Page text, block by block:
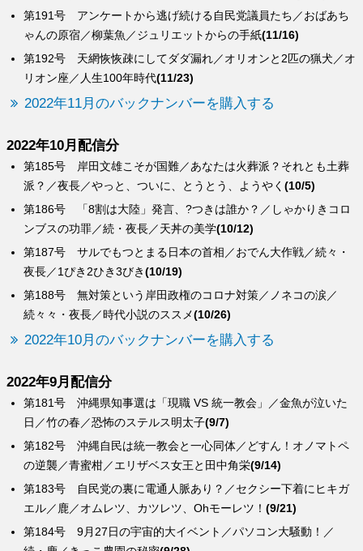
第192号 天網恢恢疎にしてダダ漏れ／オリオンと2匹の猟犬／オ
リオン座／人生100年時代(11/23)
第191号 アンケートから逃げ続ける自民党議員たち／おばあち
ゃんの原宿／柳葉魚／ジュリエットからの手紙(11/16)
2022年11月のバックナンバーを購入する
2022年10月配信分
第188号 無対策という岸田政権のコロナ対策／ノネコの涙／
続々々・夜長／時代小説のススメ(10/26)
第187号 サルでもつとまる日本の首相／おでん大作戦／続々・
夜長／1ぴき2ひき3びき(10/19)
第186号 「8割は大陸」発言、?つきは誰か？／しゃかりきコロ
ンブスの功罪／続・夜長／天丼の美学(10/12)
第185号 岸田文雄こそが国難／あなたは火葬派？それとも土葬
派？／夜長／やっと、ついに、とうとう、ようやく(10/5)
2022年10月のバックナンバーを購入する
2022年9月配信分
第184号 9月27日の宇宙的大イベント／パソコン大騒動！／
第183号 自民党の裏に電通人脈あり？／セクシー下着にヒキガ
エル／鹿／オムレツ、カツレツ、Ohモーレツ！(9/21)
第182号 沖縄自民は統一教会と一心同体／どすん！オノマトペ
の逆襲／青蜜柑／エリザベス女王と田中角栄(9/14)
第181号 沖縄県知事選は「現職 VS 統一教会」／金魚が泣いた
日／竹の春／恐怖のステルス明太子(9/7)